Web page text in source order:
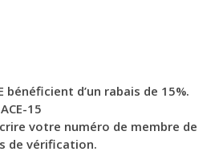
bénéficient d’un rabais de 15%.
15
votre numéro de membre de
de vérification.